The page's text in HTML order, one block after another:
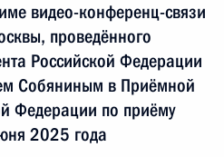
видео-конференц-связи
проведённого
Российской Федерации
Собяниным в Приёмной
Федерации по приёму
2025 года